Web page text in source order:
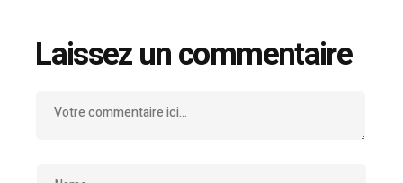
Laissez un commentaire